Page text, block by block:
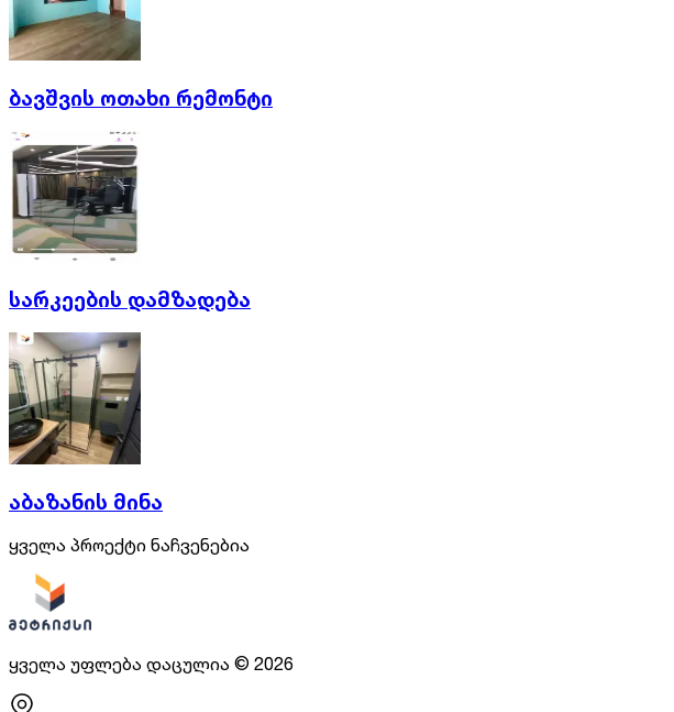
ბავშვის ოთახი რემონტი
სარკეების დამზადება
აბაზანის მინა
ყველა პროექტი ნაჩვენებია
ყველა უფლება დაცულია © 2026